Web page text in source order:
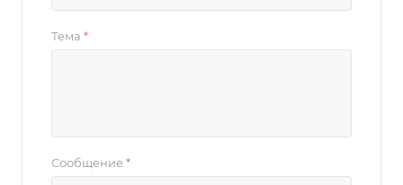
Тема *
Сообщение*